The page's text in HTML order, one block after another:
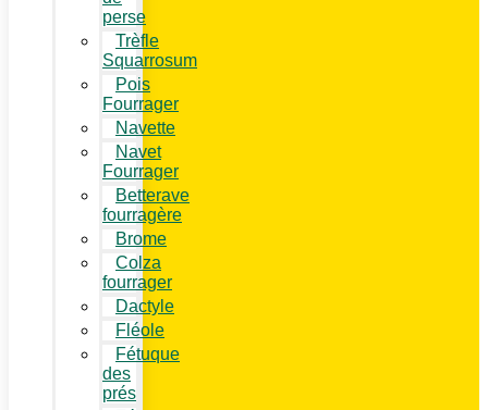
perse
Trèfle
Squarrosum
Pois
Fourrager
Navette
Navet
Fourrager
Betterave
fourragère
Brome
Colza
fourrager
Dactyle
Fléole
Fétuque
des
prés